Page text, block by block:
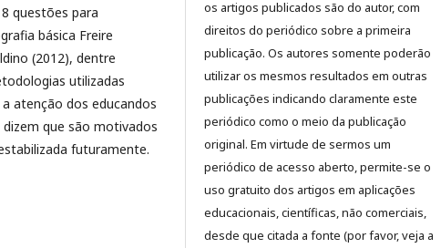
questões para
básica Freire
(2012), dentre
utilizadas
atenção dos educandos
que são motivados
futuramente.
os artigos publicados são do autor, com
direitos do periódico sobre a primeira
publicação. Os autores somente poderão
utilizar os mesmos resultados em outras
publicações indicando claramente este
periódico como o meio da publicação
original. Em virtude de sermos um
periódico de acesso aberto, permite-se o
uso gratuito dos artigos em aplicações
educacionais, científicas, não comerciais,
desde que citada a fonte (por favor, veja a